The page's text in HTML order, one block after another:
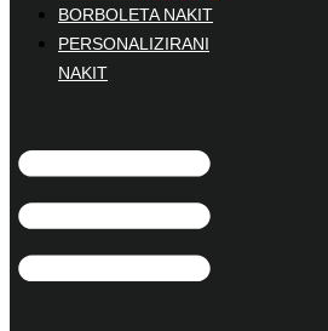
BORBOLETA NAKIT
PERSONALIZIRANI
NAKIT